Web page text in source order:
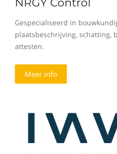
NRGY Control
Gespecialiseerd in
plaatsbeschrijving, schatting,
attesten.
Meer info